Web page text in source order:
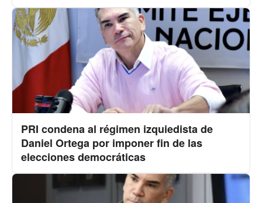
PRI condena al régimen izquiedista de
Daniel Ortega por imponer fin de las
elecciones democráticas